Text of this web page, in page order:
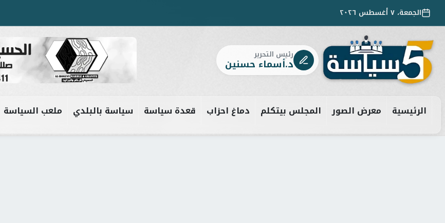
الجمعة، ٧ أغسطس ٢٠٢٦
رئيس التحرير
د.أسماء حسنين
الرئيسية معرض الصور المجلس بيتكلم دماغ احزاب قعدة سياسة سياسة بالبلدي ملعب السياسة